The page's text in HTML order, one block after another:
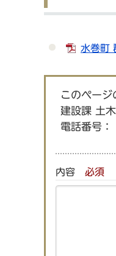
水巻町
このページ
建設課 土
電話番号：
内容 必須